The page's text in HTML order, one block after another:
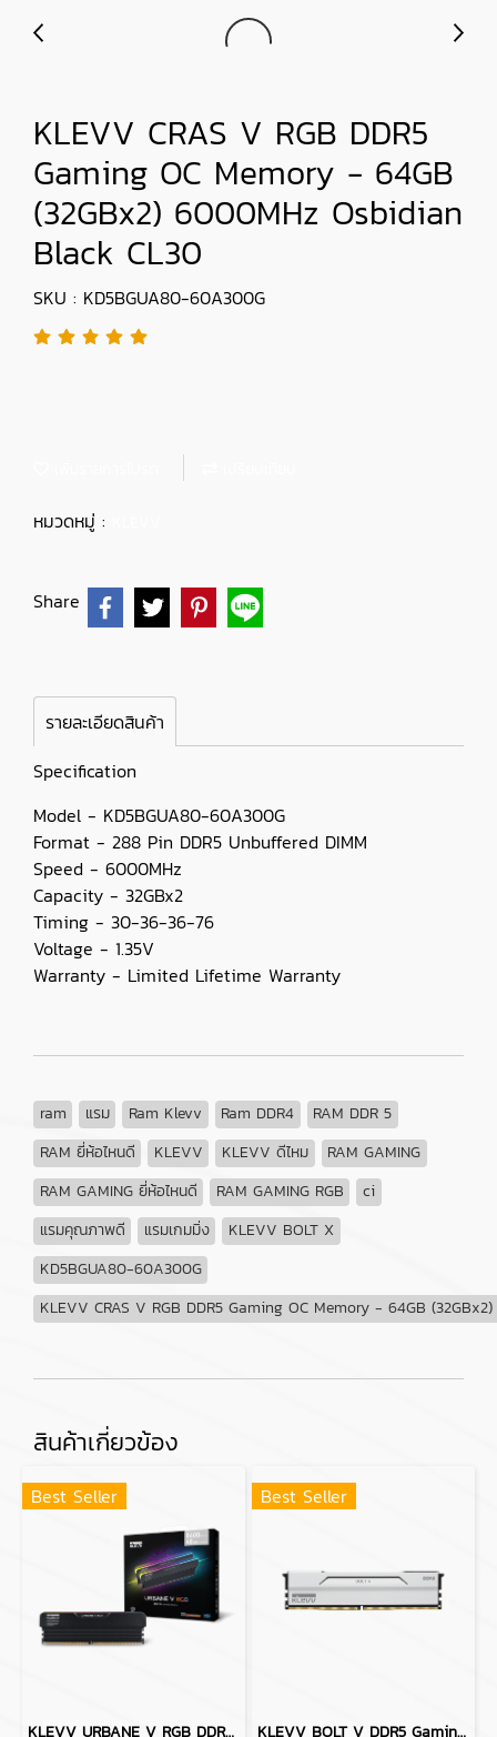
KLEVV CRAS V RGB DDR5
Gaming OC Memory - 64GB
(32GBx2) 6000MHz Osbidian
Black CL30
SKU : KD5BGUA80-60A300G
หมวดหมู่ :
Share
รายละเอียดสินค้า
Specification
Model - KD5BGUA80-60A300G
Format - 288 Pin DDR5 Unbuffered DIMM
Speed - 6000MHz
Capacity - 32GBx2
Timing - 30-36-36-76
Voltage - 1.35V
Warranty - Limited Lifetime Warranty
ram แรม Ram Klevv Ram DDR4
RAM DDR 5
RAM ยี่ห้อไหนดี
KLEVV KLEVV ดีไหม
RAM GAMING
RAM GAMING ยี่ห้อไหนดี
RAM GAMING RGB
ci
แรมคุณภาพดี
แรมเกมมิ่ง
KLEVV BOLT X
KD5BGUA80-60A300G
KLEVV CRAS V RGB DDR5 Gaming OC Memory - 64GB
สินค้าเกี่ยวข้อง
Best Seller
KLEVV URBANE V RGB DDR5 Gaming OC Memory - 32GB (16GBx2) 6000MHz Black CL28
Best Seller
KLEVV BOLT V DDR5 Gaming OC Memory - 64GB (32GBx2) 6400MHZ PURE WHITE